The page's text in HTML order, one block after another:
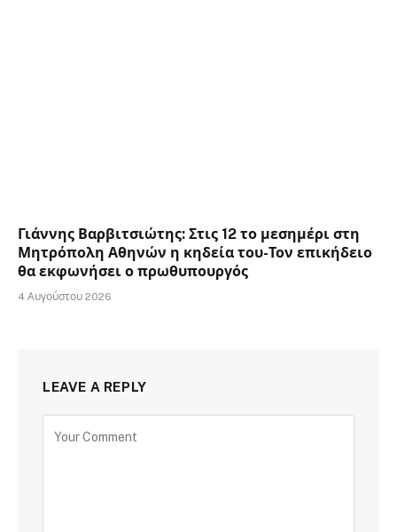
Γιάννης Βαρβιτσιώτης: Στις 12 το μεσημέρι στη
Μητρόπολη Αθηνών η κηδεία του-Τον επικήδειο
θα εκφωνήσει ο πρωθυπουργός
4 Αυγούστου 2026
LEAVE A REPLY